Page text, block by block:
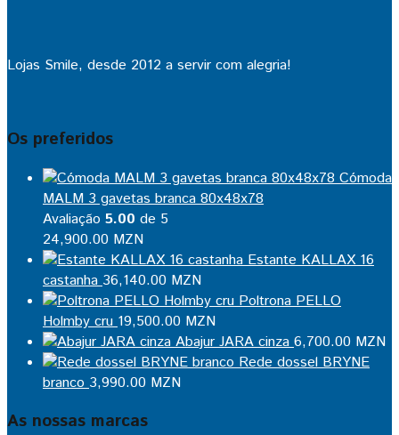
Lojas Smile, desde 2012 a servir com alegria!
Os preferidos
Cómoda
MALM 3 gavetas branca 80x48x78
Avaliação 5.00 de 5
24,900.00 MZN
Estante KALLAX 16
castanha 36,140.00 MZN
Poltrona PELLO
Holmby cru 19,500.00 MZN
Abajur JARA cinza 6,700.00 MZN
Rede dossel BRYNE
branco 3,990.00 MZN
As nossas marcas